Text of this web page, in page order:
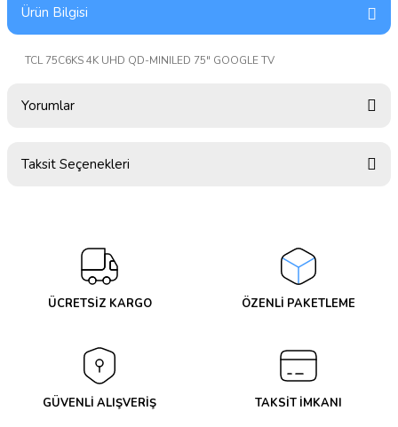
Ürün Bilgisi
TCL 75C6KS 4K UHD QD-MINILED 75" GOOGLE TV
Yorumlar
Taksit Seçenekleri
ÜCRETSİZ KARGO ÖZENLİ PAKETLEME
GÜVENLİ ALIŞVERİŞ TAKSİT İMKANI